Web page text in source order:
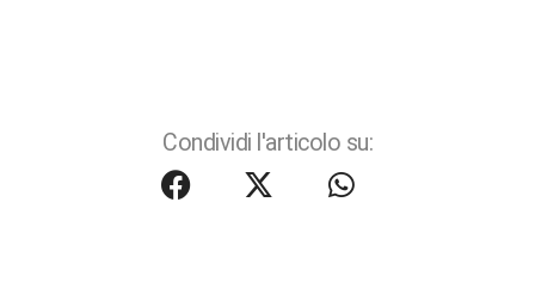
Condividi l'articolo su: